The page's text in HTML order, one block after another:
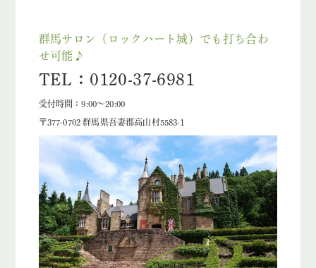
群馬サロン（ロックハート城）でも打ち合わ
せ可能♪
TEL：0120-37-6981
受付時間：9:00～20:00
〒377-0702 群馬県吾妻郡高山村5583-1